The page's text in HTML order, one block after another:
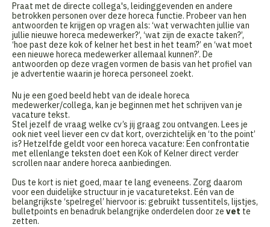
Praat met de directe collega's, leidinggevenden en andere
betrokken personen over deze horeca functie. Probeer van hen
antwoorden te krijgen op vragen als: ‘wat verwachten jullie van
jullie nieuwe horeca medewerker?’, ‘wat zijn de exacte taken?’,
‘hoe past deze kok of kelner het best in het team?’ en ‘wat moet
een nieuwe horeca medewerker allemaal kunnen?’. De
antwoorden op deze vragen vormen de basis van het profiel van
je advertentie waarin je horeca personeel zoekt.
Nu je een goed beeld hebt van de ideale horeca
medewerker/collega, kan je beginnen met het schrijven van je
vacature tekst.
Stel jezelf de vraag welke cv’s jij graag zou ontvangen. Lees je
ook niet veel liever een cv dat kort, overzichtelijk en ‘to the point’
is? Hetzelfde geldt voor een horeca vacature: Een confrontatie
met ellenlange teksten doet een Kok of Kelner direct verder
scrollen naar andere horeca aanbiedingen.
Dus te kort is niet goed, maar te lang eveneens. Zorg daarom
voor een duidelijke structuur in je vacaturetekst. Eén van de
belangrijkste ‘spelregel’ hiervoor is: gebruikt tussentitels, lijstjes,
bulletpoints en benadruk belangrijke onderdelen door ze vet te
zetten.